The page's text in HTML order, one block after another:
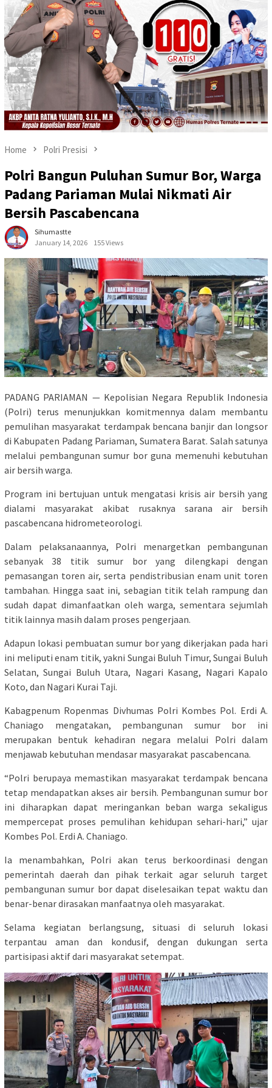
Home Polri Presisi
Polri Bangun Puluhan Sumur Bor, Warga
Padang Pariaman Mulai Nikmati Air
Bersih Pascabencana
Sihumastte
January 14, 2026
155 Views
PADANG PARIAMAN — Kepolisian Negara Republik Indonesia
(Polri) terus menunjukkan komitmennya dalam membantu
pemulihan masyarakat terdampak bencana banjir dan longsor
di Kabupaten Padang Pariaman, Sumatera Barat. Salah satunya
melalui pembangunan sumur bor guna memenuhi kebutuhan
air bersih warga.
Program ini bertujuan untuk mengatasi krisis air bersih yang
dialami masyarakat akibat rusaknya sarana air bersih
pascabencana hidrometeorologi.
Dalam pelaksanaannya, Polri menargetkan pembangunan
sebanyak 38 titik sumur bor yang dilengkapi dengan
pemasangan toren air, serta pendistribusian enam unit toren
tambahan. Hingga saat ini, sebagian titik telah rampung dan
sudah dapat dimanfaatkan oleh warga, sementara sejumlah
titik lainnya masih dalam proses pengerjaan.
Adapun lokasi pembuatan sumur bor yang dikerjakan pada hari
ini meliputi enam titik, yakni Sungai Buluh Timur, Sungai Buluh
Selatan, Sungai Buluh Utara, Nagari Kasang, Nagari Kapalo
Koto, dan Nagari Kurai Taji.
Kabagpenum Ropenmas Divhumas Polri Kombes Pol. Erdi A.
Chaniago mengatakan, pembangunan sumur bor ini
merupakan bentuk kehadiran negara melalui Polri dalam
menjawab kebutuhan mendasar masyarakat pascabencana.
“Polri berupaya memastikan masyarakat terdampak bencana
tetap mendapatkan akses air bersih. Pembangunan sumur bor
ini diharapkan dapat meringankan beban warga sekaligus
mempercepat proses pemulihan kehidupan sehari-hari,” ujar
Kombes Pol. Erdi A. Chaniago.
Ia menambahkan, Polri akan terus berkoordinasi dengan
pemerintah daerah dan pihak terkait agar seluruh target
pembangunan sumur bor dapat diselesaikan tepat waktu dan
benar-benar dirasakan manfaatnya oleh masyarakat.
Selama kegiatan berlangsung, situasi di seluruh lokasi
terpantau aman dan kondusif, dengan dukungan serta
partisipasi aktif dari masyarakat setempat.